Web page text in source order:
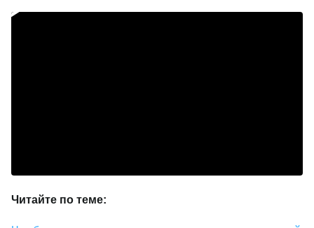
Читайте по теме: